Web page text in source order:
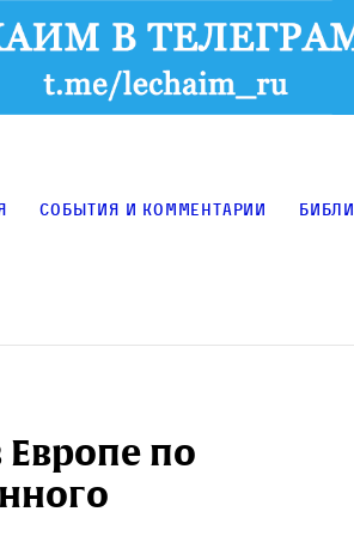
События и комментарии
Европе по